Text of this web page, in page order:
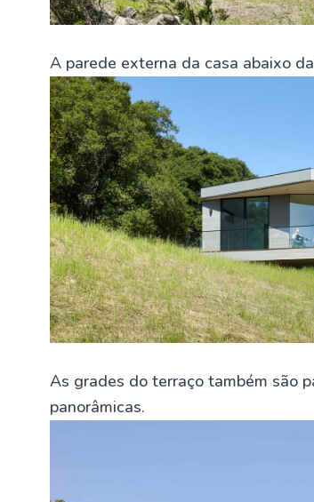
A parede externa da casa abaixo
As grades do terraço também são
panorâmicas.